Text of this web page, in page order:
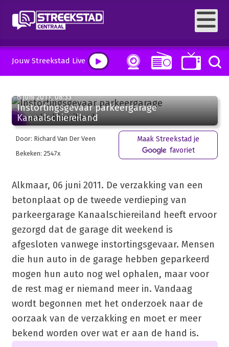
Jouw Streekstad Live
6 juni 2011, 08:33
Instortingsgevaar parkeergarage
Kanaalschiereiland
Door: Richard Van Der Veen
Bekeken: 2547x
Maak Streekstad je
favoriet
Alkmaar, 06 juni 2011. De verzakking van een
betonplaat op de tweede verdieping van
parkeergarage Kanaalschiereiland heeft ervoor
gezorgd dat de garage dit weekend is
afgesloten vanwege instortingsgevaar. Mensen
die hun auto in de garage hebben geparkeerd
mogen hun auto nog wel ophalen, maar voor
de rest mag er niemand meer in. Vandaag
wordt begonnen met het onderzoek naar de
oorzaak van de verzakking en moet er meer
bekend worden over wat er aan de hand is.